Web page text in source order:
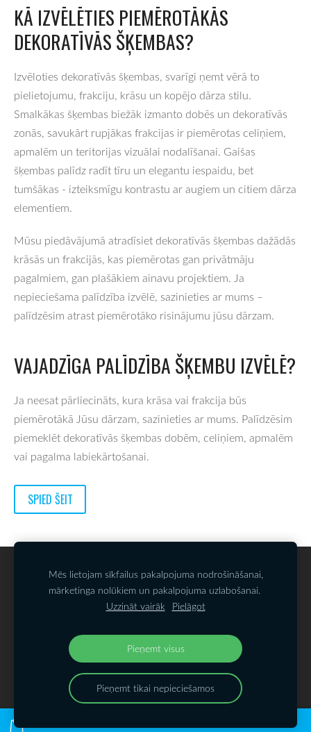
KĀ IZVĒLĒTIES PIEMĒROTĀKĀS
DEKORATĪVĀS ŠĶEMBAS?
Izvēloties dekoratīvās šķembas, svarīgi ņemt vērā to
pielietojumu, frakciju, krāsu un kopējo dārza stilu.
Smalkākas šķembas biežāk izmanto dobēs un dekoratīvās
zonās, savukārt rupjākas frakcijas ir piemērotas celiņiem,
apmalēm un teritorijas vizuālai nodalīšanai. Gaišas
šķembas palīdz radīt tīru un elegantu iespaidu, bet
tumšākas - izteiksmīgu kontrastu ar augiem un citiem dārza
elementiem.
Mūsu piedāvājumā atradīsiet dekoratīvās šķembas dažādās
krāsās un frakcijās, kas piemērotas gan privātmāju
pagalmiem, gan plašākiem ainavu projektiem. Ja
nepieciešama palīdzība izvēlē, sazinieties ar mums –
palīdzēsim atrast piemērotāko risinājumu jūsu dārzam.
VAJADZĪGA PALĪDZĪBA ŠĶEMBU IZVĒLĒ?
Ja neesat pārliecināts, kura krāsa vai frakcija būs
piemērotākā Jūsu dārzam, sazinieties ar mums. Palīdzēsim
piemeklēt dekoratīvās šķembas dobēm, celiņiem, apmalēm
vai pagalma labiekārtošanai.
SPIED ŠEIT
SĪKDATNES
SIA KAMALATS
@akmenudarzs.lv
Mēs lietojam sīkfailus pakalpojuma nodrošināšanai,
mārketinga nolūkiem un pakalpojuma uzlabošanai.
Uzzināt vairāk
Pielāgot
Pieņemt visus
Pieņemt tikai nepieciešamos